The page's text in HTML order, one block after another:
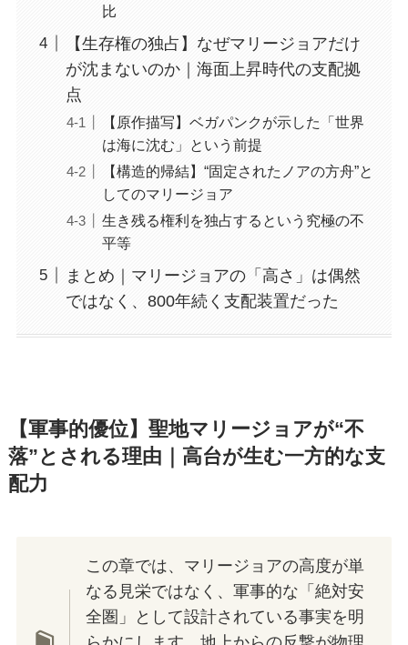
比
【生存権の独占】なぜマリージョアだけ
が沈まないのか｜海面上昇時代の支配拠
点
【原作描写】ベガパンクが示した「世界
は海に沈む」という前提
【構造的帰結】“固定されたノアの方舟”と
してのマリージョア
生き残る権利を独占するという究極の不
平等
まとめ｜マリージョアの「高さ」は偶然
ではなく、800年続く支配装置だった
【軍事的優位】聖地マリージョアが“不
落”とされる理由｜高台が生む一方的な支
配力
この章では、マリージョアの高度が単
なる見栄ではなく、軍事的な「絶対安
全圏」として設計されている事実を明